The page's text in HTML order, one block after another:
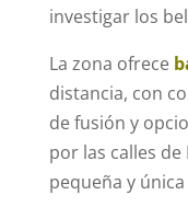
investigar los
La zona ofrece
distancia, con
de fusión y
por las calles
pequeña y